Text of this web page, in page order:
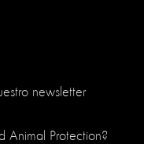
newsletter
Animal Protection?